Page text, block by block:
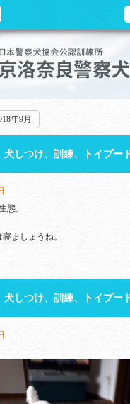
年9月
犬しつけ、訓練、トイプー
態。
ましょうね。
犬しつけ、訓練、トイプー